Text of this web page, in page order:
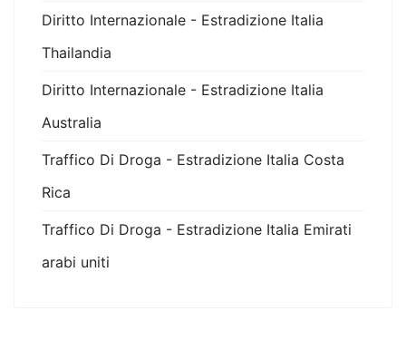
Diritto Internazionale - Estradizione Italia
Thailandia
Diritto Internazionale - Estradizione Italia
Australia
Traffico Di Droga - Estradizione Italia Costa
Rica
Traffico Di Droga - Estradizione Italia Emirati
arabi uniti